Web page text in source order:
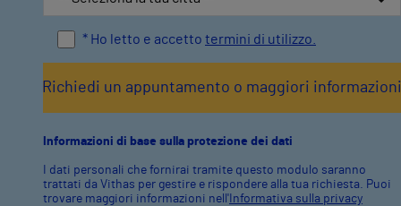
* Ho letto e accetto termini di utilizzo.
Informazioni di base sulla protezione dei dati
I dati personali che fornirai tramite questo modulo saranno
trattati da Vithas per gestire e rispondere alla tua richiesta. Puoi
trovare maggiori informazioni nell' Informativa sulla privacy